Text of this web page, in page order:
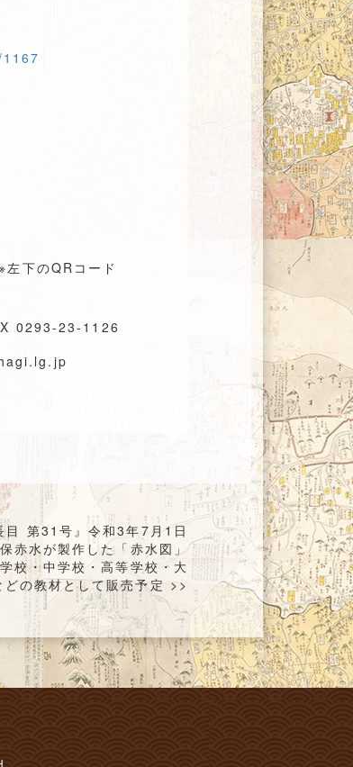
下のQRコード
0293-23-1126
目 第31号』令和3年7月1日
赤水が製作した「赤水図」
校・中学校・高等学校・大
どの教材として販売予定 >>